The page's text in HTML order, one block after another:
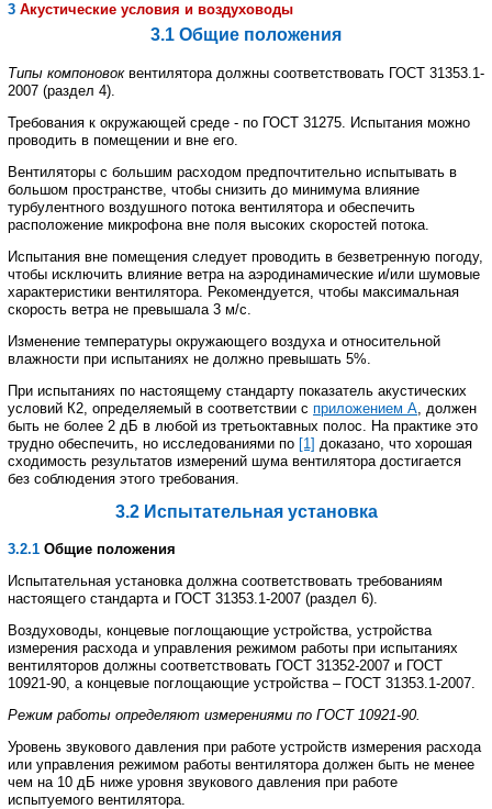
3 Акустические условия и воздуховоды
3.1 Общие положения
Типы компоновок вентилятора должны соответствовать ГОСТ 31353.1-
2007 (раздел 4).
Требования к окружающей среде - по ГОСТ 31275. Испытания можно
проводить в помещении и вне его
Вентиляторы с большим расходом предпочтительно испытывать в
большом пространстве чтобы снизить до минимума влияние
турбулентного воздушного потока вентилятора и обеспечить
расположение микрофона вне поля высоких скоростей потока
Испытания вне помещения следует проводить в безветренную погоду,
чтобы исключить влияние ветра на аэродинамические и/или шумовые
характеристики вентилятора Рекомендуется чтобы максимальная
скорость ветра не превышала 3 м/с
Изменение температуры окружающего воздуха и относительной
влажности при испытаниях не должно превышать 5%.
При испытаниях по настоящему стандарту показатель акустических
условий К2, определяемый в соответствии с приложением А должен
быть не более 2 дБ в любой из третьоктавных полос На практике это
трудно обеспечить но исследованиями по [1] доказано что хорошая
сходимость результатов измерений шума вентилятора достигается
без соблюдения этого требования
3.2 Испытательная установка
3.2.1 Общие положения
Испытательная установка должна соответствовать требованиям
настоящего стандарта и ГОСТ 31353.1 -2007 (раздел 6).
Воздуховоды концевые поглощающие устройства устройства
измерения расхода и управления режимом работы при испытаниях
вентиляторов должны соответствовать ГОСТ 31352-2007 и ГОСТ
10921 -90 а концевые поглощающие устройства – ГОСТ 31353.1 -2007
Режим работы определяют измерениями по ГОСТ10921-90.
Уровень звукового давления при работе устройств измерения расхода
или управления режимом работы вентилятора должен быть не менее
чем на 10 дБ ниже уровня звукового давления при работе
испытуемого вентилятора